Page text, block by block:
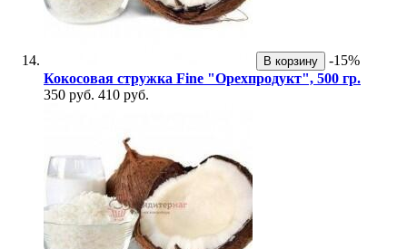
В корзину
-15%
Кокосовая стружка Fine "Орехпродукт", 500 гр.
350 руб. 410 руб.